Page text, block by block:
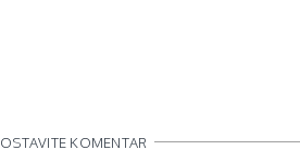
OSTAVITE KOMENTAR